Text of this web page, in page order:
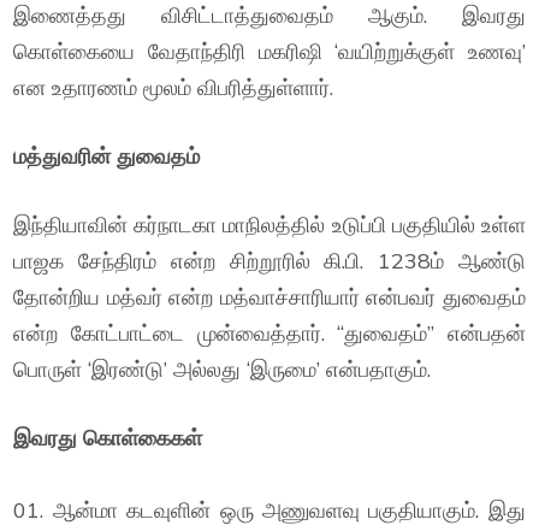
இணைத்தது விசிட்டாத்துவைதம் ஆகும். இவரது
கொள்கையை வேதாந்திரி மகரிஷி ‘வயிற்றுக்குள் உணவு’
என உதாரணம் மூலம் விபரித்துள்ளார்.
மத்துவரின் துவைதம்
இந்தியாவின் கர்நாடகா மாநிலத்தில் உடுப்பி பகுதியில் உள்ள
பாஜக சேந்திரம் என்ற சிற்றூரில் கி.பி. 1238ம் ஆண்டு
தோன்றிய மத்வர் என்ற மத்வாச்சாரியார் என்பவர் துவைதம்
என்ற கோட்பாட்டை முன்வைத்தார். “துவைதம்” என்பதன்
பொருள் ‘இரண்டு’ அல்லது ‘இருமை’ என்பதாகும்.
இவரது கொள்கைகள்
01. ஆன்மா கடவுளின் ஒரு அணுவளவு பகுதியாகும். இது